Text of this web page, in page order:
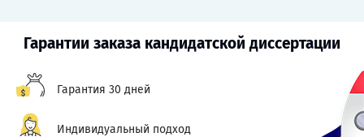
Гарантии заказа кандидатской диссертации
Гарантия 30 дней
Индивидуальный подход